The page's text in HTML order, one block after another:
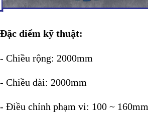
Đặc điểm kỹ thuật:
- Chiều rộng: 2000mm
- Chiều dài: 2000mm
- Điều chỉnh phạm vi: 100 ~ 160mm